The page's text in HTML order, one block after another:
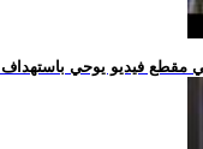
في مقطع فيديو يوحي باستهداف